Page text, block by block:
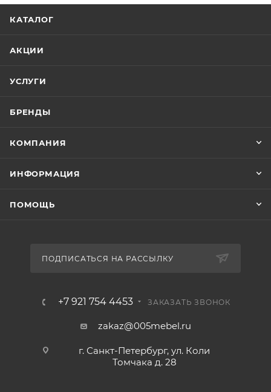
КАТАЛОГ
АКЦИИ
УСЛУГИ
БРЕНДЫ
КОМПАНИЯ
ИНФОРМАЦИЯ
ПОМОЩЬ
ПОДПИСАТЬСЯ НА РАССЫЛКУ
+7 921 754 4453 ЗАКАЗАТЬ ЗВОНОК
zakaz@005mebel.ru
г. Санкт-Петербург, ул. Коли
Томчака д. 28